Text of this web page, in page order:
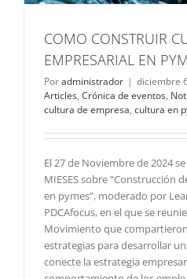
COMO CONSTRUIR
EMPRESARIAL EN
Poradministrador | diciembre
Articles, Crónica de eventos,
cultura de empresa, cultura en
El 27 de Noviembre de 2024
MIESES sobre “Construcción
en pymes”, moderado por
PDCAfocus, en el que se
Movimiento que
estrategias para desarrollar
conecte la estrategia